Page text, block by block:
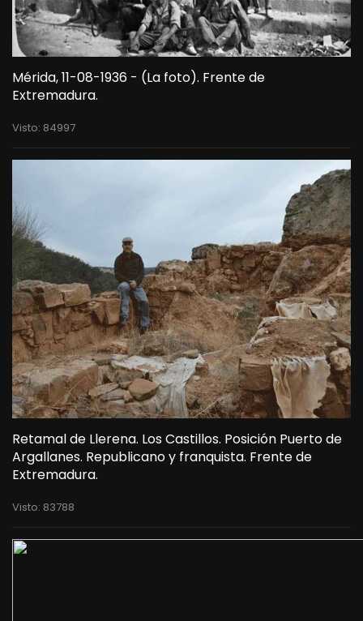
Mérida, 11-08-1936 - (La foto). Frente de
Extremadura.
Visto: 84997
Retamal de Llerena. Los Castillos. Posición Puerto de
Argallanes. Republicano y franquista. Frente de
Extremadura.
Visto: 83788